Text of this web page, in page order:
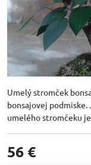
Umelý stromček
bonsajovej podmiske.
umelého stromčeku
56 €